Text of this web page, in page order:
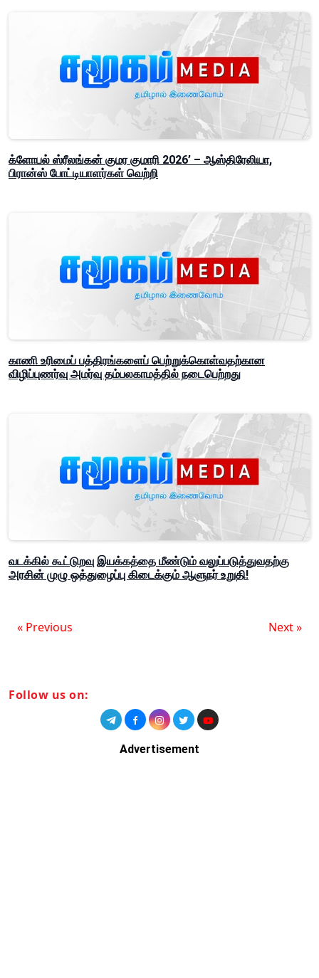
க்ளோபல் ஸ்ரீலங்கன் குமர குமாரி 2026’ – ஆஸ்திரேலியா,
பிரான்ஸ் போட்டியாளர்கள் வெற்றி
காணி உரிமைப் பத்திரங்களைப் பெற்றுக்கொள்வதற்கான
விழிப்புணர்வு அமர்வு தம்பலகாமத்தில் நடைபெற்றது
வடக்கில் கூட்டுறவு இயக்கத்தை மீண்டும் வலுப்படுத்துவதற்கு
அரசின் முழு ஒத்துழைப்பு கிடைக்கும் ஆளுநர் உறுதி!
« Previous Next »
Follow us on:
Advertisement